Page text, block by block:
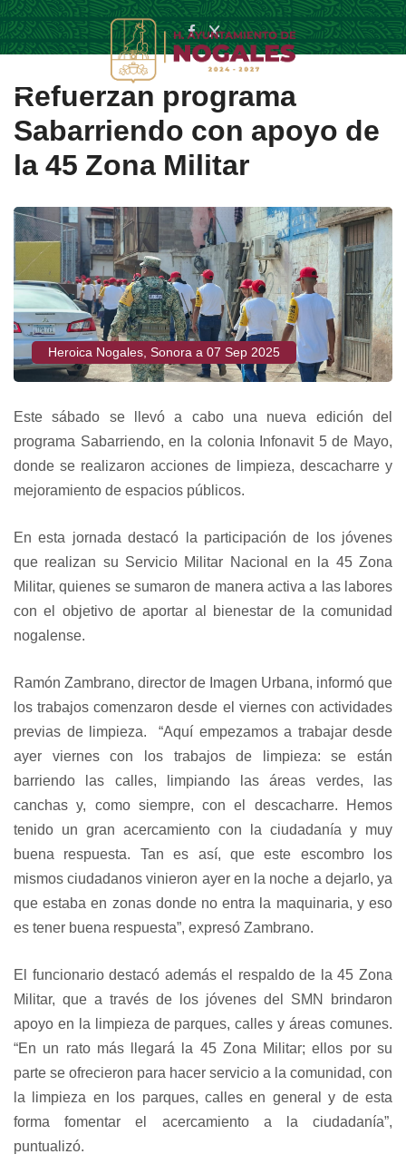
Refuerzan programa
Sabarriendo con apoyo de
la 45 Zona Militar
Heroica Nogales, Sonora a 07 Sep 2025
Este sábado se llevó a cabo una nueva edición del
programa Sabarriendo, en la colonia Infonavit 5 de Mayo,
donde se realizaron acciones de limpieza, descacharre y
mejoramiento de espacios públicos.
En esta jornada destacó la participación de los jóvenes
que realizan su Servicio Militar Nacional en la 45 Zona
Militar, quienes se sumaron de manera activa a las labores
con el objetivo de aportar al bienestar de la comunidad
nogalense.
Ramón Zambrano, director de Imagen Urbana, informó que
los trabajos comenzaron desde el viernes con actividades
previas de limpieza. “Aquí empezamos a trabajar desde
ayer viernes con los trabajos de limpieza: se están
barriendo las calles, limpiando las áreas verdes, las
canchas y, como siempre, con el descacharre. Hemos
tenido un gran acercamiento con la ciudadanía y muy
buena respuesta. Tan es así, que este escombro los
mismos ciudadanos vinieron ayer en la noche a dejarlo, ya
que estaba en zonas donde no entra la maquinaria, y eso
es tener buena respuesta”, expresó Zambrano.
El funcionario destacó además el respaldo de la 45 Zona
Militar, que a través de los jóvenes del SMN brindaron
apoyo en la limpieza de parques, calles y áreas comunes.
“En un rato más llegará la 45 Zona Militar; ellos por su
parte se ofrecieron para hacer servicio a la comunidad, con
la limpieza en los parques, calles en general y de esta
forma fomentar el acercamiento a la ciudadanía”,
puntualizó.